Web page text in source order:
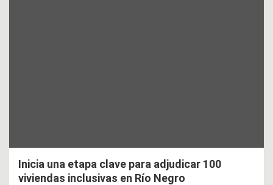
Inicia una etapa clave para adjudicar 100
viviendas inclusivas en Río Negro